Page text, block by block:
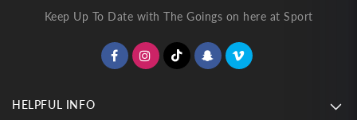
Keep Up To Date with The Goings on here at Sport
HELPFUL INFO